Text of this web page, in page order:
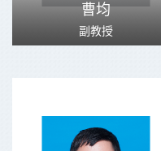
曹均
副教授